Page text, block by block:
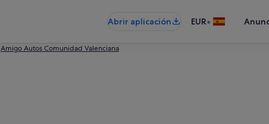
Abrir aplicación EUR•
Amigo Autos Comunidad Valenciana